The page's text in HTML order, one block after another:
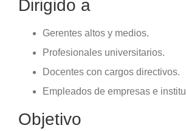
Dirigido a
Gerentes altos y medios.
Profesionales universitarios.
Docentes con cargos directivos.
Empleados de empresas e
Objetivo